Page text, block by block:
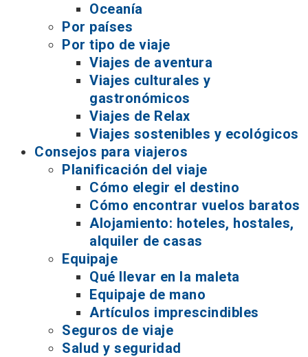
Oceanía
Por países
Por tipo de viaje
Viajes de aventura
Viajes culturales y
gastronómicos
Viajes de Relax
Viajes sostenibles y ecológicos
Consejos para viajeros
Planificación del viaje
Cómo elegir el destino
Cómo encontrar vuelos baratos
Alojamiento: hoteles, hostales,
alquiler de casas
Equipaje
Qué llevar en la maleta
Equipaje de mano
Artículos imprescindibles
Seguros de viaje
Salud y seguridad